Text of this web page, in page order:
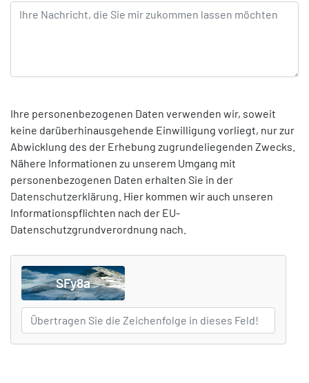
Ihre personenbezogenen Daten verwenden wir, soweit
keine darüberhinausgehende Einwilligung vorliegt, nur zur
Abwicklung des der Erhebung zugrundeliegenden Zwecks.
Nähere Informationen zu unserem Umgang mit
personenbezogenen Daten erhalten Sie in der
Datenschutzerklärung . Hier kommen wir auch unseren
Informationspflichten nach der EU-
Datenschutzgrundverordnung nach.
SFy8a